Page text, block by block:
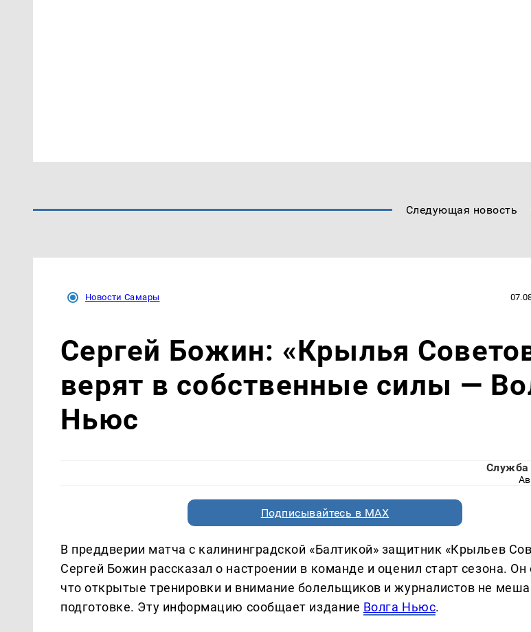
Следующая новость
Новости Самары
Сергей Божин: «Крылья
верят в собственные силы —
Ньюс
Служба
Подписывайтесь в MAX
В преддверии матча с калининградской «Балтикой» защитник «Крыльев
Сергей Божин рассказал о настроении в команде и оценил старт сезона. Он
что открытые тренировки и внимание болельщиков и журналистов не
подготовке. Эту информацию сообщает издание Волга Ньюс.